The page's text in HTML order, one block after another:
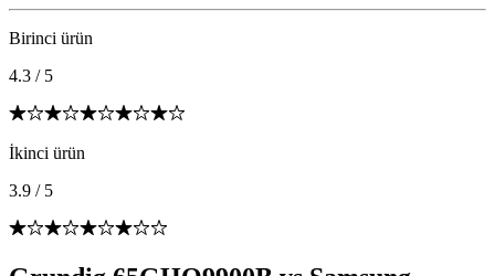
Birinci ürün
4.3 / 5
İkinci ürün
3.9 / 5